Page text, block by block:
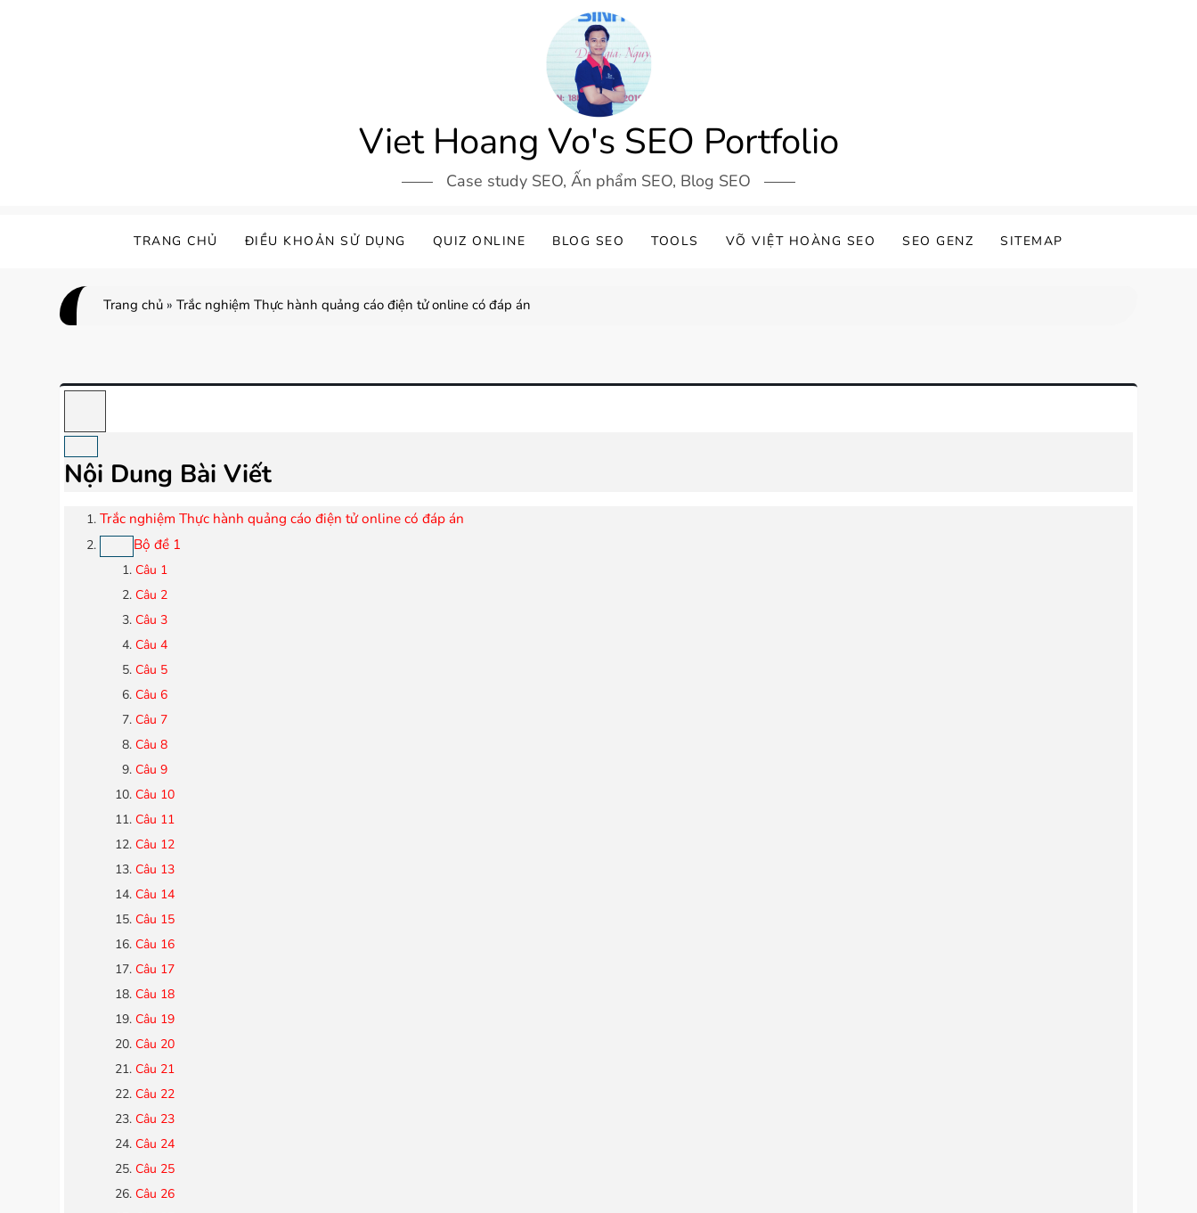
Viet Hoang Vo's SEO Portfolio
Case study SEO, Ấn phẩm SEO, Blog SEO
TRANG CHỦ ĐIỀU KHOẢN SỬ DỤNG QUIZ ONLINE BLOG SEO TOOLS VÕ VIỆT HOÀNG SEO SEO GENZ SITEMAP
Trang chủ »Trắc nghiệm Thực hành quảng cáo điện tử online có đáp án
Nội Dung Bài Viết
Trắc nghiệm Thực hành quảng cáo điện tử online có đáp án
Bộ đề 1
Câu 1
Câu 2
Câu 3
Câu 4
Câu 5
Câu 6
Câu 7
Câu 8
Câu 9
Câu 10
Câu 11
Câu 12
Câu 13
Câu 14
Câu 15
Câu 16
Câu 17
Câu 18
Câu 19
Câu 20
Câu 21
Câu 22
Câu 23
Câu 24
Câu 25
Câu 26